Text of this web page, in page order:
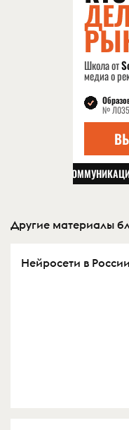
Другие материалы
Нейросети в